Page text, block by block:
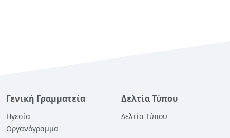
Γενική Γραμματεία
Ηγεσία
Οργανόγραμμα
Δελτία Τύπου
Δελτία Τύπου